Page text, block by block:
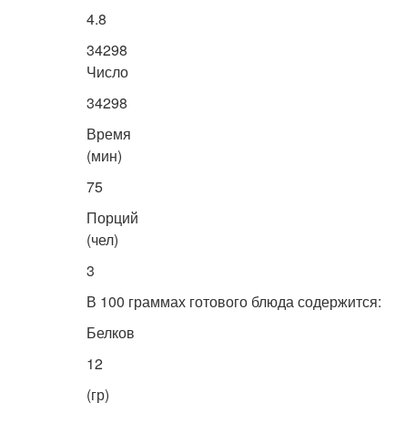
4.8
34298
Число
34298
Время
(мин)
75
Порций
(чел)
3
В 100 граммах готового блюда содержится:
Белков
12
(гр)